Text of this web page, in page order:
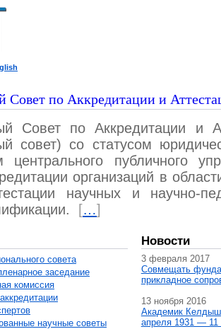
Совет по Аккредитации и
Совет по Аккредитации и
совет) со статусом
центрального публичного
организаций в
научных и научно-
[…]
совета
заседание
комисcия
научные советы
Новости
3 февраля 2017
Совмещать
прикладное
13 ноября 2016
Академик
апреля 1931 — 11